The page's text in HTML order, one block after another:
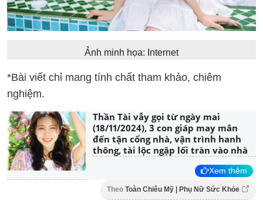
Ảnh minh họa: Internet
*Bài viết chỉ mang tính chất tham khảo, chiêm
nghiệm.
Thần Tài vẫy gọi từ ngày mai
(18/11/2024), 3 con giáp may mắn
đến tận cổng nhà, vận trình hanh
thông, tài lộc ngập lối tràn vào nhà
Xem thêm
Theo Toàn Chiêu Mỹ | Phụ Nữ Sức Khỏe